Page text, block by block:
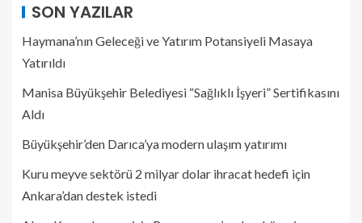
SON YAZILAR
Haymana’nın Geleceği ve Yatırım Potansiyeli Masaya
Yatırıldı
Manisa Büyükşehir Belediyesi “Sağlıklı İşyeri” Sertifikasını
Aldı
Büyükşehir’den Darıca’ya modern ulaşım yatırımı
Kuru meyve sektörü 2 milyar dolar ihracat hedefi için
Ankara’dan destek istedi